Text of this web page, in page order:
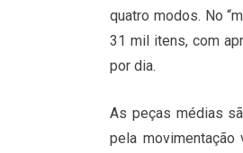
quatro modos. No
31 mil itens, com
por dia.
As peças médias
pela